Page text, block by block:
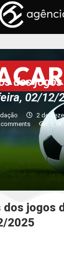
dos
02/12/
2 de
comments
1,1K
dos jogos
2025